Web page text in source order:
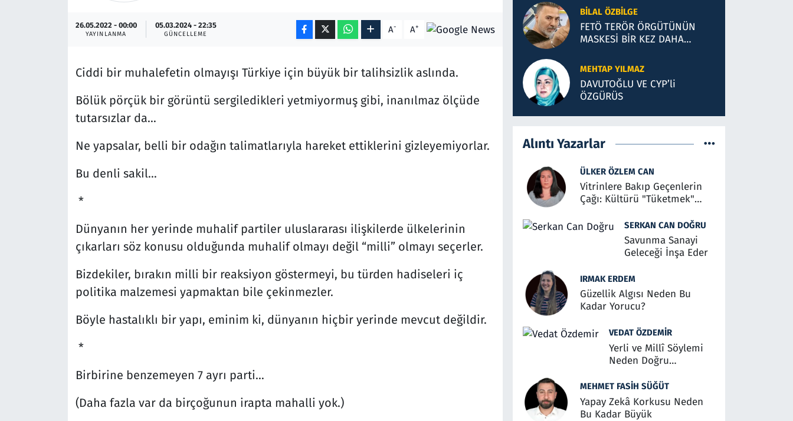
26.05.2022 - 00:00
YAYINLANMA
05.03.2024 - 22:35
GÜNCELLEME A- A+
Ciddi bir muhalefetin olmayışı Türkiye için büyük bir talihsizlik aslında.
Bölük pörçük bir görüntü sergiledikleri yetmiyormuş gibi, inanılmaz ölçüde
tutarsızlar da…
Ne yapsalar, belli bir odağın talimatlarıyla hareket ettiklerini gizleyemiyorlar.
Bu denli sakil…
*
Dünyanın her yerinde muhalif partiler uluslararası ilişkilerde ülkelerinin
çıkarları söz konusu olduğunda muhalif olmayı değil “milli” olmayı seçerler.
Bizdekiler, bırakın milli bir reaksiyon göstermeyi, bu türden hadiseleri iç
politika malzemesi yapmaktan bile çekinmezler.
Böyle hastalıklı bir yapı, eminim ki, dünyanın hiçbir yerinde mevcut değildir.
*
Birbirine benzemeyen 7 ayrı parti…
(Daha fazla var da birçoğunun irapta mahalli yok.)
İLLÜZYONLAR
BILAL ÖZBILGE
FETÖ TERÖR ÖRGÜTÜNÜN
MASKESİ BİR KEZ DAHA
MEHTAP YILMAZ
DAVUTOĞLU VE CYP’li
ÖZGÜRÜS
Alıntı Yazarlar
ÜLKER ÖZLEM CAN
Vitrinlere Bakıp Geçenlerin
Çağı: Kültürü "Tüketmek"
SERKAN CAN DOĞRU
Savunma Sanayi
Geleceği İnşa Eder
IRMAK ERDEM
Güzellik Algısı Neden Bu
Kadar Yorucu?
VEDAT ÖZDEMIR
Yerli ve Millî Söylemi
Neden Doğru
MEHMET FASIH SÜĞÜT
Yapay Zekâ Korkusu Neden
Bu Kadar Büyük